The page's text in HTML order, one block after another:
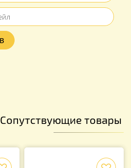
Сопутствующие товары